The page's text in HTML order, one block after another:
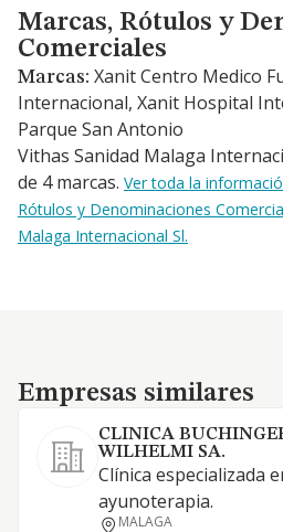
Marcas, Rótulos y
Marcas, Rótulos y
Comerciales
Marcas: Xanit Centro Medico
Internacional, Xanit Hospital
Parque San Antonio
Vithas Sanidad Malaga
de 4 marcas. Ver toda la
Rótulos y Denominaciones
Malaga Internacional Sl.
Empresas similares
Empresas similares
CLINICA
WILHELMI SA.
Clínica especializada
ayunoterapia.
MALAGA